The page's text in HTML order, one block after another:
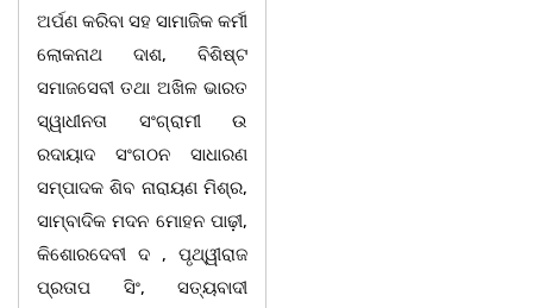
ଅର୍ପଣ କରିବା ସହ ସାମାଜିକ କର୍ମୀ
ଲୋକନାଥ ଦାଶ, ବିଶିଷ୍ଟ
ସମାଜସେବୀ ତଥା ଅଖିଳ ଭାରତ
ସ୍ୱାଧୀନତା ସଂଗ୍ରାମୀ ଉ
ରଦାୟାଦ ସଂଗଠନ ସାଧାରଣ
ସମ୍ପାଦକ ଶିବ ନାରାୟଣ ମିଶ୍ର,
ସାମ୍ବାଦିକ ମଦନ ମୋହନ ପାଢ଼ୀ,
କିଶୋରଦେବୀ ଦ , ପୃଥ୍ୱୀରାଜ
ପ୍ରତାପ ସିଂ, ସତ୍ୟବାଦୀ